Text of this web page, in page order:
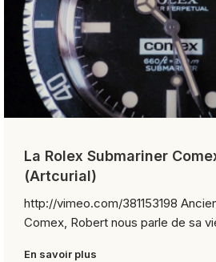
La Rolex Submariner
(Artcurial)
http://vimeo.com/381153198 Ancien plongeur de la
Comex, Robert nous parle de sa
En savoir plus